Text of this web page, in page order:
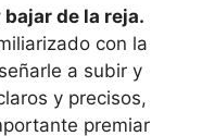
de la reja.
con la
a subir y
y precisos,
premiar